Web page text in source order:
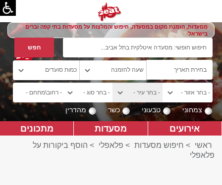
מסעדות, הזמנת מקום במסעדה, חיפוש והמלצות על מסעדות בתי קפה וברים
בישראל
צמחוני טבעוני כשר מהדרין
אירועים מסעדות מתכונים
ראשי > חיפוש מסעדות > פלאפלי > הוסף ביקורות על
פלאפלי